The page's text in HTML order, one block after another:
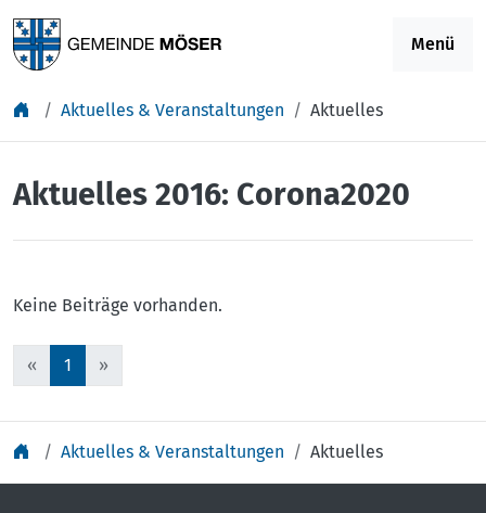
Menü
Aktuelles & Veranstaltungen Aktuelles
Aktuelles 2016: Corona2020
Keine Beiträge vorhanden.
« 1 »
Aktuelles & Veranstaltungen Aktuelles